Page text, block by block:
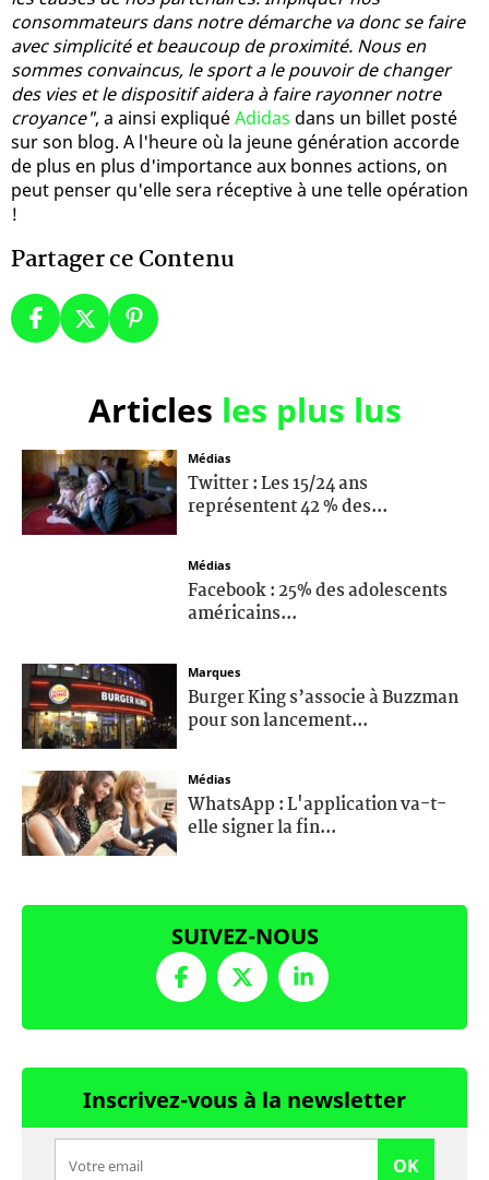
consommateurs dans notre démarche va donc se faire
avec simplicité et beaucoup de proximité. Nous en
sommes convaincus, le sport a le pouvoir de changer
des vies et le dispositif aidera à faire rayonner notre
croyance", a ainsi expliquéAdidas dans un billet posté
sur son blog. A l'heure où la jeune génération accorde
de plus en plus d'importance aux bonnes actions, on
peut penser qu'elle sera réceptive à une telle opération
!
Partager ce Contenu
Articles les plus lus
Médias
Twitter : Les 15/24 ans
représentent 42 % des...
Médias
Facebook : 25% des adolescents
américains...
Marques
Burger King s’associe à Buzzman
pour son lancement...
Médias
WhatsApp : L'application va-t-
elle signer la fin...
SUIVEZ-NOUS
Inscrivez-vous à la newsletter
OK